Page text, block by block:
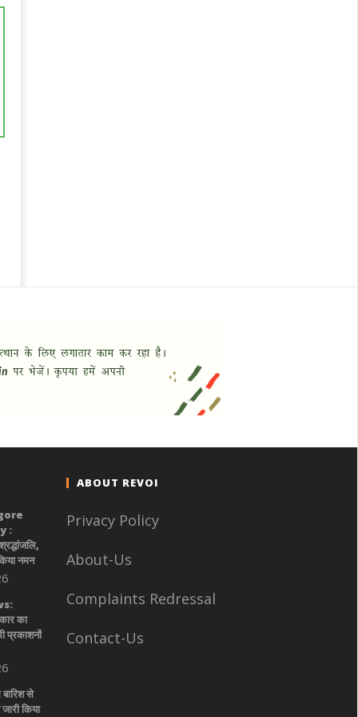
:
नमन
का
प्रकाशनों
से
किया
ABOUT REVOI
Privacy Policy
About-Us
Complaints Redressal
Contact-Us